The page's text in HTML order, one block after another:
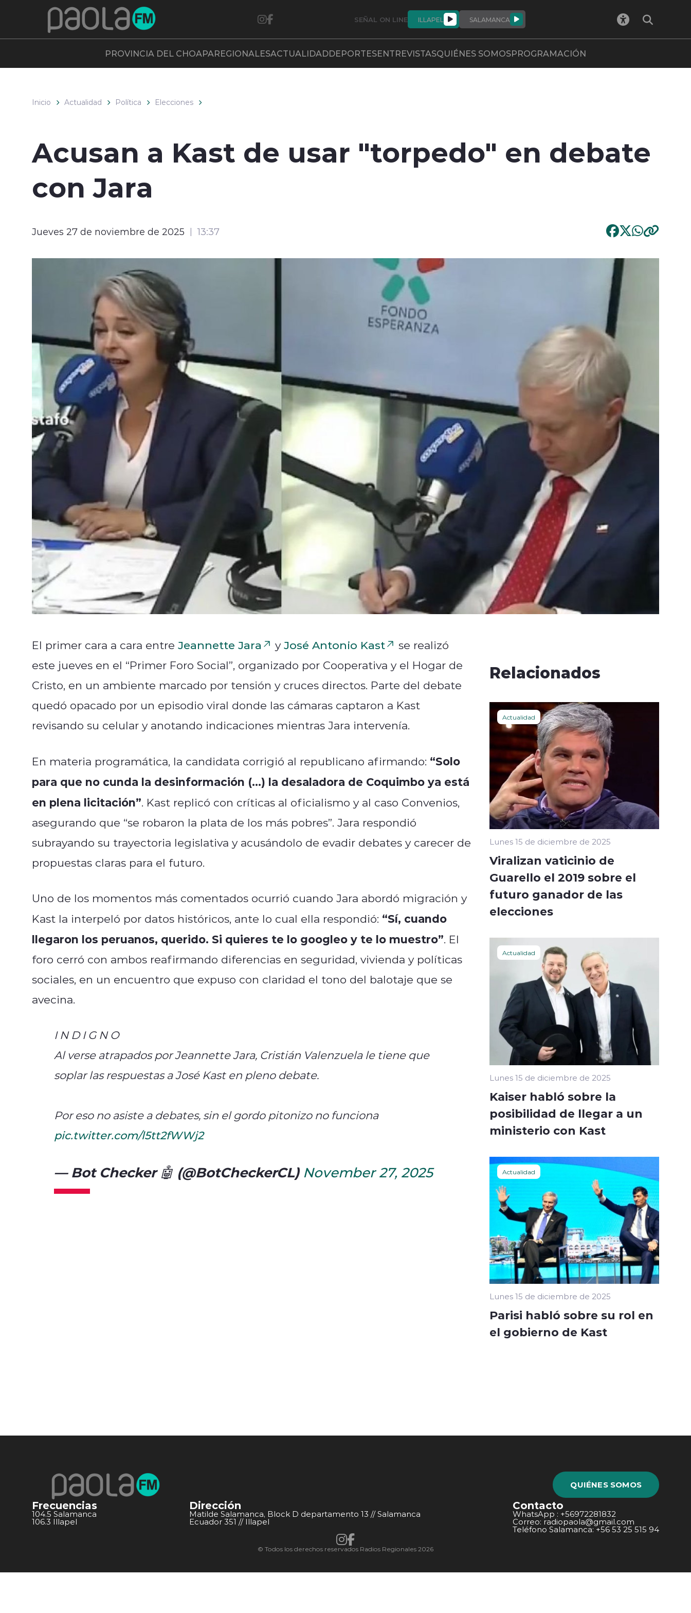
SEÑAL ON LINE ILLAPEL SALAMANCA
PROVINCIA DEL CHOAPAREGIONALESACTUALIDADDEPORTESENTREVISTASQUIÉNES SOMOSPROGRAMACIÓN
Inicio Actualidad Política Elecciones
Acusan a Kast de usar "torpedo" en debate
con Jara
Jueves 27 de noviembre de 2025 13:37
El primer cara a cara entre Jeannette Jara yJosé Antonio Kast
se realizó
este jueves en el “Primer Foro Social”, organizado por Cooperativa y el Hogar de
Cristo, en un ambiente marcado por tensión y cruces directos. Parte del debate
quedó opacado por un episodio viral donde las cámaras captaron a Kast
revisando su celular y anotando indicaciones mientras Jara intervenía.
En materia programática, la candidata corrigió al republicano afirmando: “Solo
para que no cunda la desinformación (…) la desaladora de Coquimbo ya está
en plena licitación”. Kast replicó con críticas al oficialismo y al caso Convenios,
asegurando que “se robaron la plata de los más pobres”. Jara respondió
subrayando su trayectoria legislativa y acusándolo de evadir debates y carecer de
propuestas claras para el futuro.
Uno de los momentos más comentados ocurrió cuando Jara abordó migración y
Kast la interpeló por datos históricos, ante lo cual ella respondió: “Sí, cuando
llegaron los peruanos, querido. Si quieres te lo googleo y te lo muestro”. El
foro cerró con ambos reafirmando diferencias en seguridad, vivienda y políticas
sociales, en un encuentro que expuso con claridad el tono del balotaje que se
avecina.
I N D I G N O
Al verse atrapados por Jeannette Jara, Cristián Valenzuela le tiene que
soplar las respuestas a José Kast en pleno debate.
Por eso no asiste a debates, sin el gordo pitonizo no funciona
pic.twitter.com/l5tt2fWWj2
— Bot Checker 🤖 (@BotCheckerCL) November 27, 2025
Relacionados
Actualidad
Lunes 15 de diciembre de 2025
Viralizan vaticinio de
Guarello el 2019 sobre el
futuro ganador de las
elecciones
Actualidad
Lunes 15 de diciembre de 2025
Kaiser habló sobre la
posibilidad de llegar a un
ministerio con Kast
Actualidad
Lunes 15 de diciembre de 2025
Parisi habló sobre su rol en
el gobierno de Kast
QUIÉNES SOMOS
Frecuencias
104.5 Salamanca
106.3 Illapel
Dirección
Matilde Salamanca, Block D departamento 13 // Salamanca
Ecuador 351 // Illapel
Contacto
WhatsApp : +56972281832
Correo: radiopaola@gmail.com
Teléfono Salamanca: +56 53 25 515 94
© Todos los derechos reservados Radios Regionales 2026